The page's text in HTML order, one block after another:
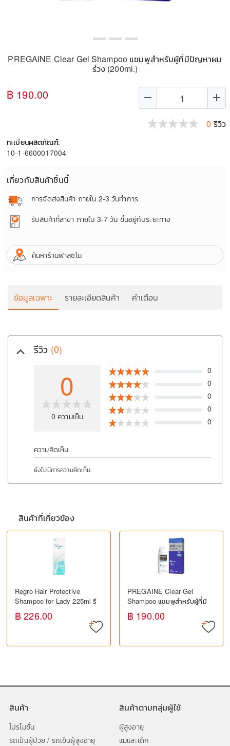
PREGAINE Clear Gel Shampoo แชมพูสำหรับผู้ที่มีปัญหาผม
ร่วง (200ml.)
฿ 190.00 remove add
0 รีวิว
ทะเบียนผลิตภัณฑ์:
10-1-6600017004
เกี่ยวกับสินค้าชิ้นนี้
การจัดส่งสินค้า ภายใน 2-3 วันทำการ
รับสินค้าที่สาขา ภายใน 3-7 วัน ขึ้นอยู่กับระยะทาง
ค้นหาร้านฟาสซิโน
ข้อมูลเฉพาะ รายละเอียดสินค้า คำเตือน
รีวิว (0)
keyboard_arrow_up
0
0 ความเห็น
0
0
0
0
0
ความคิดเห็น
ยังไม่มีการความคิดเห็น
สินค้าที่เกี่ยวข้อง
Regro Hair Protective
Shampoo for Lady 225ml รี
โกร แชมพูป้องกันผมหลุดร่วง
สำหรับผู้หญิง
฿ 226.00
PREGAINE Clear Gel
Shampoo แชมพูสำหรับผู้ที่มี
ปัญหาผมร่วง (200ml.)
฿ 190.00
สินค้า
โปรโมชั่น
รถเข็นผู้ป่วย / รถเข็นผู้สูงอายุ
สินค้าตามกลุ่มผู้ใช้
ผู้สูงอายุ
แม่และเด็ก